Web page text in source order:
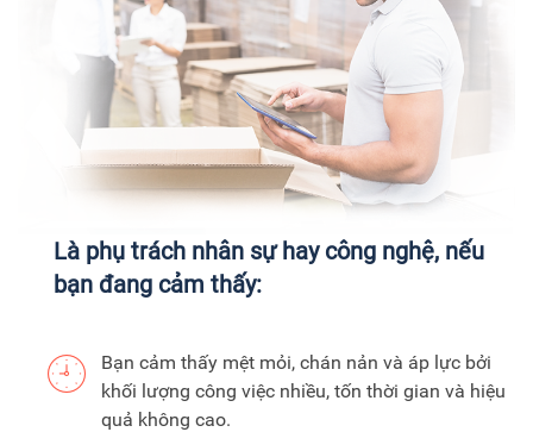
Là phụ trách nhân sự hay công nghệ, nếu
bạn đang cảm thấy:
Bạn cảm thấy mệt mỏi, chán nản và áp lực bởi
khối lượng công việc nhiều, tốn thời gian và hiệu
quả không cao.